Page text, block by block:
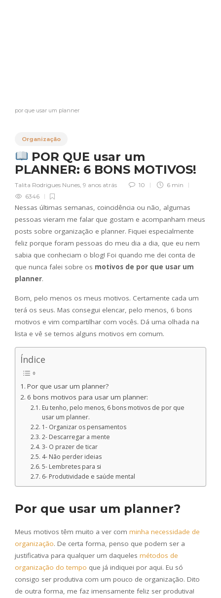
por que usar um planner
Organização
POR QUE usar um
PLANNER: 6 BONS MOTIVOS!
Talita Rodrigues Nunes 9 anos atrás 10
6 min
6346
Nessas últimas semanas, coincidência ou não, algumas
pessoas vieram me falar que gostam e acompanham meus
posts sobre organização e planner. Fiquei especialmente
feliz porque foram pessoas do meu dia a dia, que eu nem
sabia que conheciam o blog! Foi quando me dei conta de
que nunca falei sobre os motivos de por que usar um
planner.
Bom, pelo menos os meus motivos. Certamente cada um
terá os seus. Mas consegui elencar, pelo menos, 6 bons
motivos e vim compartilhar com vocês. Dá uma olhada na
lista e vê se temos alguns motivos em comum.
Índice
Por que usar um planner?
6 bons motivos para usar um planner:
Eu tenho, pelo menos, 6 bons motivos de por que
usar um planner.
1- Organizar os pensamentos
2- Descarregar a mente
3- O prazer de ticar
4- Não perder ideias
5- Lembretes para si
6- Produtividade e saúde mental
Por que usar um planner?
Meus motivos têm muito a ver com minha necessidade de
organização. De certa forma, penso que podem ser a
justificativa para qualquer um daqueles métodos de
organização do tempo que já indiquei por aqui. Eu só
consigo ser produtiva com um pouco de organização. Dito
de outra forma, me faz imensamente feliz ser produtiva!